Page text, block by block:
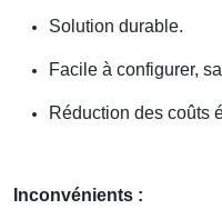
Solution durable.
Facile à configurer,
Réduction des coûts
Inconvénients :